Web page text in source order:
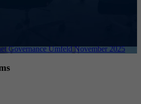
Governance Umfeld November 2025